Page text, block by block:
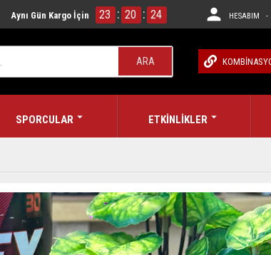
Aynı Gün Kargo İçin 23 : 20 : 23 HESABIM
ARA
SPORCULAR ETKİNLİKLER